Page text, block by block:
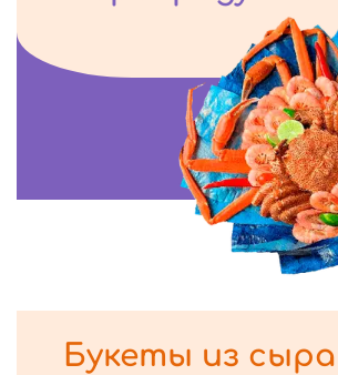
Букеты из сыра